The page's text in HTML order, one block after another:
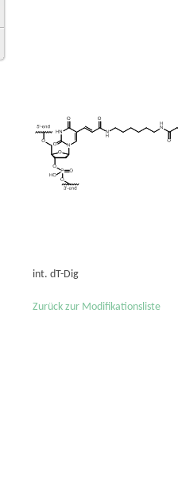
int. dT-Dig
Zurück zur Modifikationsliste